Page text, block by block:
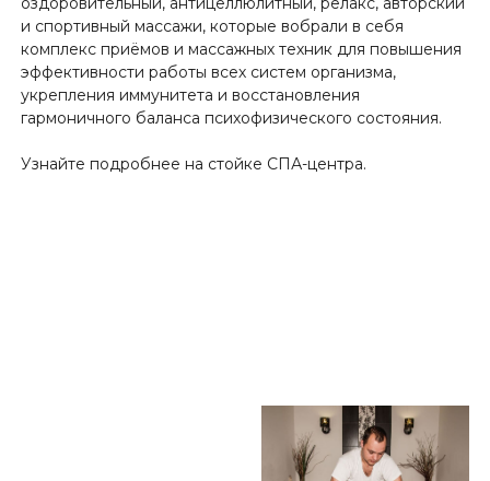
и спортивный массажи, которые вобрали в себя
комплекс приёмов и массажных техник для повышения
эффективности работы всех систем организма,
укрепления иммунитета и восстановления
гармоничного баланса психофизического состояния.
Узнайте подробнее на стойке СПА-центра.